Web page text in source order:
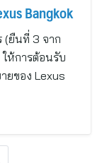
Bangkok
(ยืนที่ 3 จาก
ให้การต้อนรับ
ยของ Lexus